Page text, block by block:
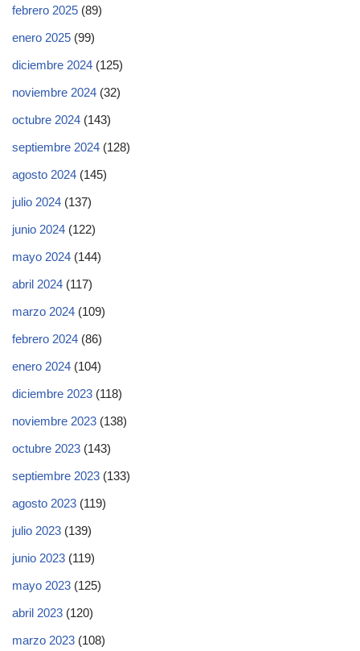
febrero 2025 (89)
enero 2025 (99)
diciembre 2024 (125)
noviembre 2024 (32)
octubre 2024 (143)
septiembre 2024 (128)
agosto 2024 (145)
julio 2024 (137)
junio 2024 (122)
mayo 2024 (144)
abril 2024 (117)
marzo 2024 (109)
febrero 2024 (86)
enero 2024 (104)
diciembre 2023 (118)
noviembre 2023 (138)
octubre 2023 (143)
septiembre 2023 (133)
agosto 2023 (119)
julio 2023 (139)
junio 2023 (119)
mayo 2023 (125)
abril 2023 (120)
marzo 2023 (108)